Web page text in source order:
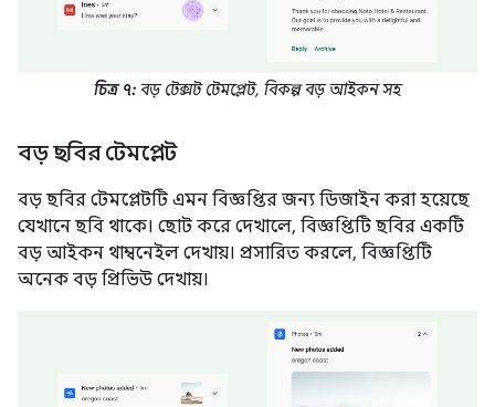
চিত্র ৭: বড় টেক্সট টেমপ্লেট, বিকল্প বড় আইকন সহ
বড় ছবির টেমপ্লেট
বড় ছবির টেমপ্লেটটি এমন বিজ্ঞপ্তির জন্য ডিজাইন করা হয়েছে
যেখানে ছবি থাকে। ছোট করে দেখালে, বিজ্ঞপ্তিটি ছবির একটি
বড় আইকন থাম্বনেইল দেখায়। প্রসারিত করলে, বিজ্ঞপ্তিটি
অনেক বড় প্রিভিউ দেখায়।